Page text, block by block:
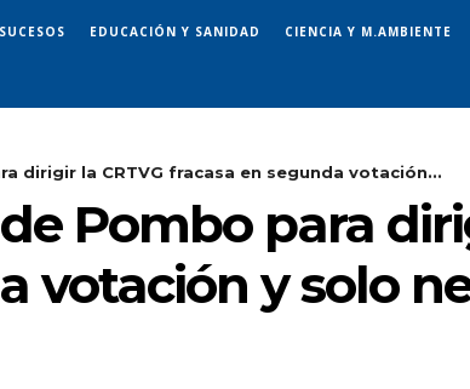
SUCESOS EDUCACIÓN Y SANIDAD CIENCIA Y M.AMBIENTE
dirigir la CRTVG fracasa en segunda votación...
Pombo para
votación y solo